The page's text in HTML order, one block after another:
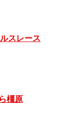
スレース
橿原